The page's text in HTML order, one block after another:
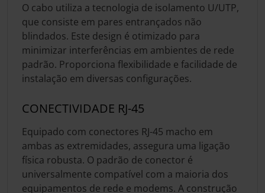
O cabo utiliza a tecnologia de isolamento U/UTP,
que consiste em pares entrançados não
blindados. Este design é otimizado para
minimizar interferências em ambientes de rede
padrão. Proporciona flexibilidade e facilidade de
instalação em diversas configurações.
CONECTIVIDADE RJ-45
Equipado com conectores RJ-45 macho em
ambas as extremidades, assegura uma ligação
física robusta. O padrão de conector é
universalmente compatível com a maioria dos
equipamentos de rede e modems. A construção